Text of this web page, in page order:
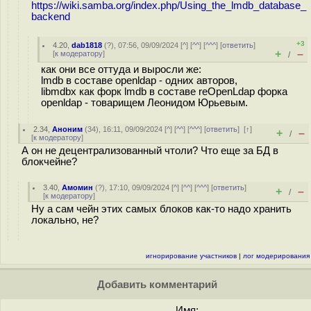
https://wiki.samba.org/index.php/Using_the_lmdb_database_
backend
4.20 ,dab1818 (?), 07:56, 09/09/2024 [^] [^^] [^^^] [ответить]
[к модератору]
+3
+ / –
как они все оттуда и выросли же:
lmdb в составе openldap - одних авторов,
libmdbx как форк lmdb в составе reOpenLdap форка
openldap - товарищем Леонидом Юрьевым.
2.34 ,Аноним (34), 16:11, 09/09/2024 [^] [^^] [^^^] [ответить][↑]
[к модератору] + / –
А он не децентрализованный чтоли? Что еще за БД в
блокчейне?
3.40 ,Амомин (?), 17:10, 09/09/2024 [^] [^^] [^^^] [ответить]
[к модератору] + / –
Ну а сам чейн этих самых блоков как-то надо хранить
локально, не?
игнорирование участников | лог модерирования
Добавить комментарий